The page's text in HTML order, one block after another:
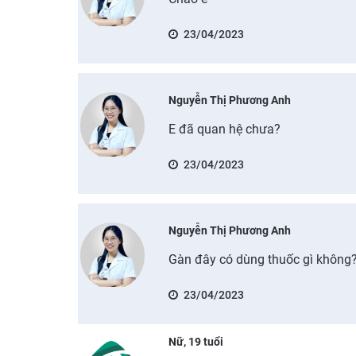
23/04/2023
Nguyễn Thị Phương Anh
E đã quan hệ chưa?
23/04/2023
Nguyễn Thị Phương Anh
Gàn đây có dùng thuốc gì
23/04/2023
Nữ, 19 tuổi